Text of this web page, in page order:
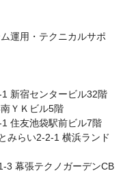
運用・テクニカルサポ
新宿センタービル32階
ＹＫビル5階
住友池袋駅前ビル7階
みらい2-2-1 横浜ランド
3 幕張テクノガーデンCB